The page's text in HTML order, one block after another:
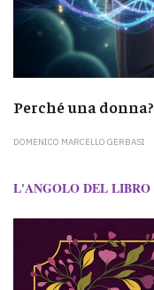
Perché una donna?
DOMENICO MARCELLO GERBASI
L'ANGOLO DEL LIBRO